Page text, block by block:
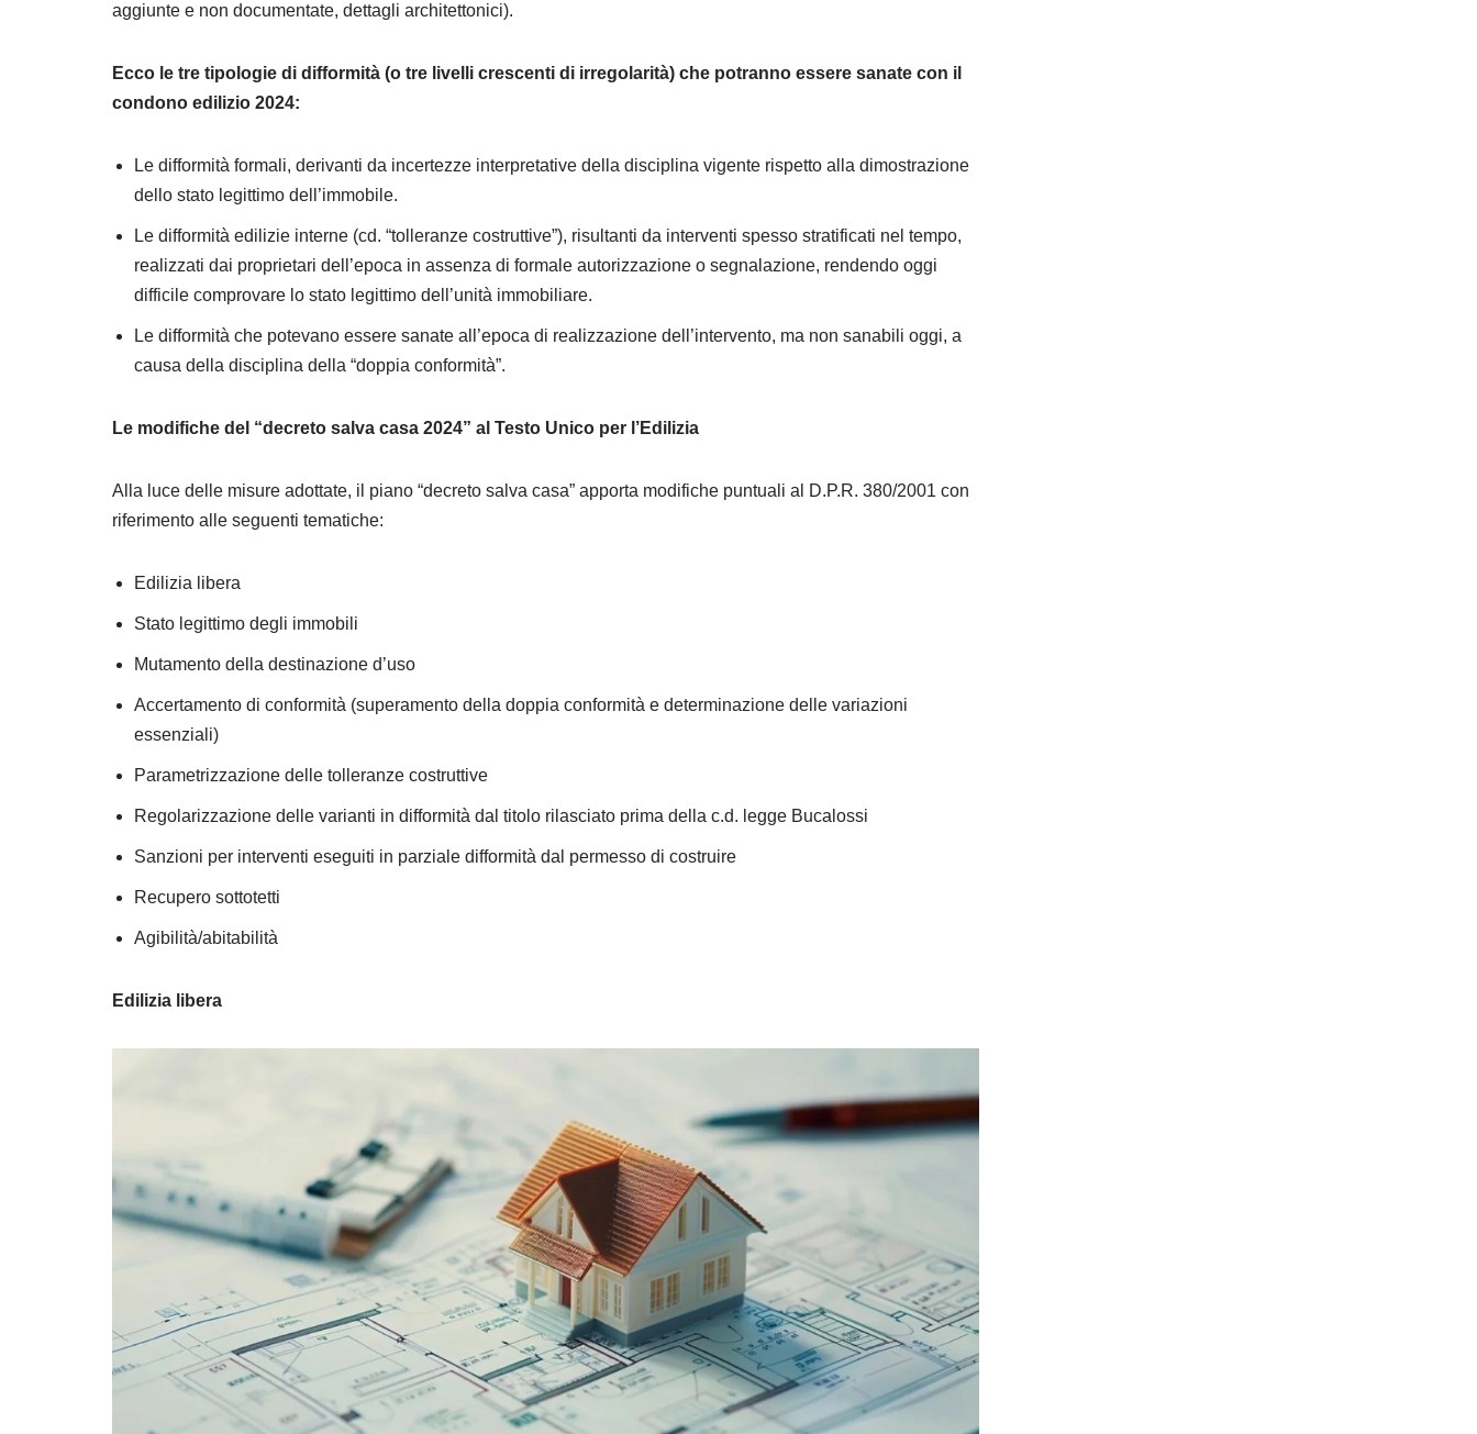
aggiunte e non documentate, dettagli architettonici).
Ecco le tre tipologie di difformità (o tre livelli crescenti di irregolarità) che potranno essere sanate con il
condono edilizio 2024:
Le difformità formali, derivanti da incertezze interpretative della disciplina vigente rispetto alla dimostrazione
dello stato legittimo dell’immobile.
Le difformità edilizie interne (cd. “tolleranze costruttive”), risultanti da interventi spesso stratificati nel tempo,
realizzati dai proprietari dell’epoca in assenza di formale autorizzazione o segnalazione, rendendo oggi
difficile comprovare lo stato legittimo dell’unità immobiliare.
Le difformità che potevano essere sanate all’epoca di realizzazione dell’intervento, ma non sanabili oggi, a
causa della disciplina della “doppia conformità”.
Le modifiche del “decreto salva casa 2024” al Testo Unico per l’Edilizia
Alla luce delle misure adottate, il piano “decreto salva casa” apporta modifiche puntuali al D.P.R. 380/2001 con
riferimento alle seguenti tematiche:
Edilizia libera
Stato legittimo degli immobili
Mutamento della destinazione d’uso
Accertamento di conformità (superamento della doppia conformità e determinazione delle variazioni
essenziali)
Parametrizzazione delle tolleranze costruttive
Regolarizzazione delle varianti in difformità dal titolo rilasciato prima della c.d. legge Bucalossi
Sanzioni per interventi eseguiti in parziale difformità dal permesso di costruire
Recupero sottotetti
Agibilità/abitabilità
Edilizia libera